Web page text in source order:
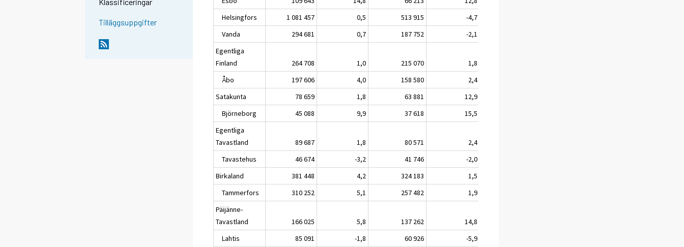
Klassificeringar
Tilläggsuppgifter
Helsingfors
1 081 457 0,5 513 915 -4,7
Vanda
294 681 0,7 187 752 -2,1
Egentliga
Finland
264 708 1,0 215 070 1,8
Åbo
197 606 4,0 158 580 2,4
Satakunta
78 659 1,8 63 881 12,9
Björneborg
45 088 9,9 37 618 15,5
Egentliga
Tavastland
89 687 1,8 80 571 2,4
Tavastehus
46 674 -3,2 41 746 -2,0
Birkaland
381 448 4,2 324 183 1,5
Tammerfors
310 252 5,1 257 482 1,9
Päijänne-
Tavastland
166 025 5,8 137 262 14,8
Lahtis
85 091 -1,8 60 926 -5,9